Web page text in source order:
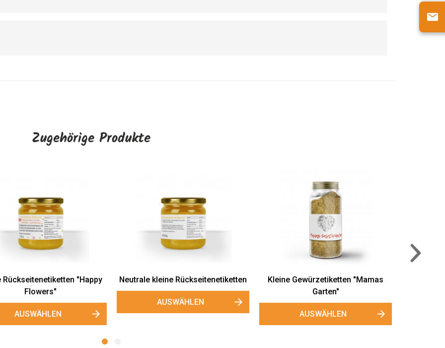
Zugehörige Produkte
Kleine Gewürzetiketten "Mamas
AUSWÄHLEN
Kleine Gewürzetiketten "Omas
Garten"
AUSWÄHLEN
Kleine Gewürzetiketten "Bunte
AUSWÄHLEN